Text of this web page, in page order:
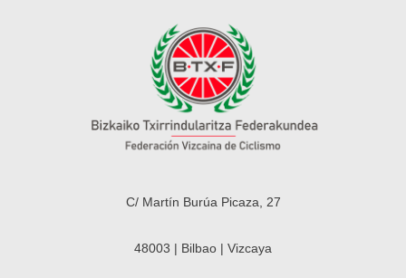
C/ Martín Burúa Picaza, 27
48003 | Bilbao | Vizcaya